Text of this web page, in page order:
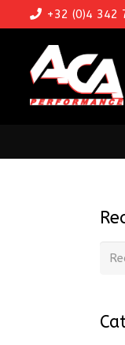
+32 (0)4 342